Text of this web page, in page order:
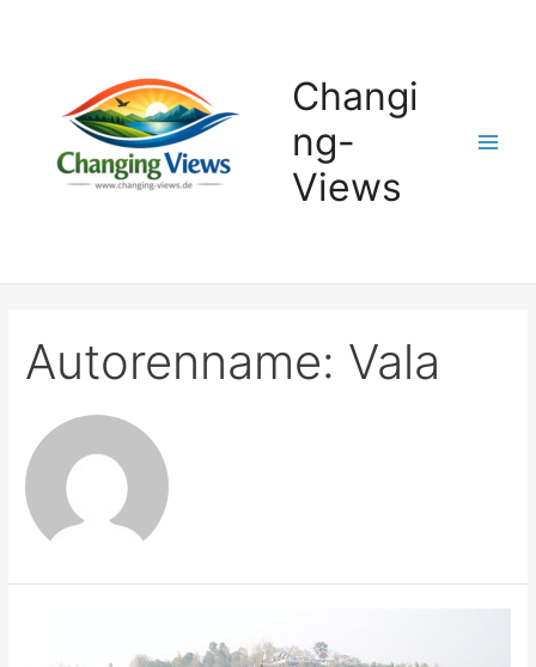
Changi
ng-
Views
Autorenname: Vala